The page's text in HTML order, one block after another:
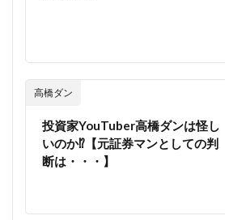
高橋ダン
投資家YouTuber高橋ダンは怪し
いのか⁉【元証券マンとしての判
断は・・・】